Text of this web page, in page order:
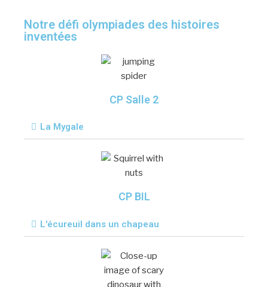
Notre défi olympiades des histoires
inventées
CP Salle 2
La Mygale
CP BIL
L'écureuil dans un chapeau